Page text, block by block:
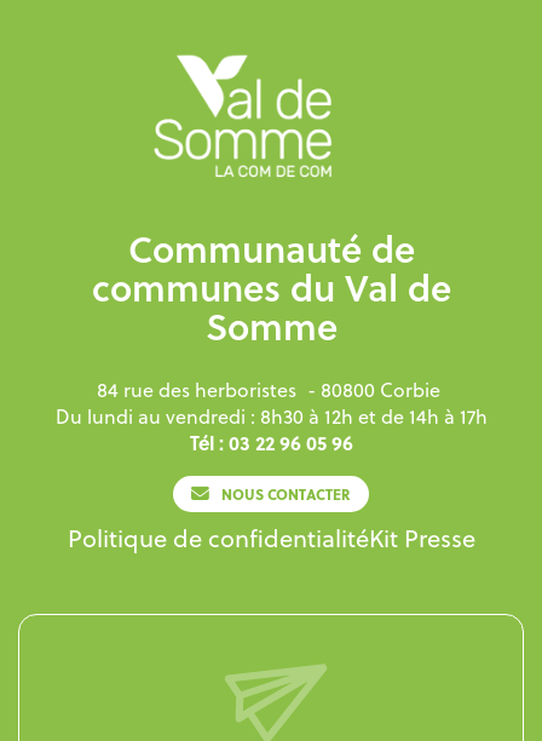
Communauté de
communes du Val de
Somme
84 rue des herboristes - 80800 Corbie
Du lundi au vendredi : 8h30 à 12h et de 14h à 17h
Tél : 03 22 96 05 96
NOUS CONTACTER
Politique de confidentialitéKit Presse